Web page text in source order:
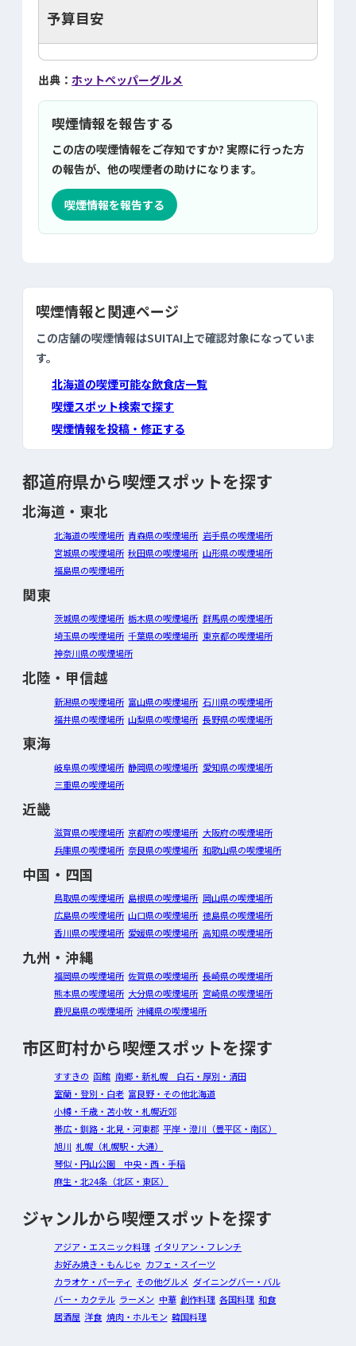
予算目安
出典： ホットペッパーグルメ
喫煙情報を報告する
この店の喫煙情報をご存知ですか? 実際に行った方
の報告が、他の喫煙者の助けになります。
喫煙情報を報告する
喫煙情報と関連ページ
この店舗の喫煙情報はSUITAI上で確認対象になっていま
す。
北海道の喫煙可能な飲食店一覧
喫煙スポット検索で探す
喫煙情報を投稿・修正する
都道府県から喫煙スポットを探す
北海道・東北
北海道の喫煙場所 青森県の喫煙場所 岩手県の喫煙場所
宮城県の喫煙場所 秋田県の喫煙場所 山形県の喫煙場所
福島県の喫煙場所
関東
茨城県の喫煙場所 栃木県の喫煙場所 群馬県の喫煙場所
埼玉県の喫煙場所 千葉県の喫煙場所 東京都の喫煙場所
神奈川県の喫煙場所
北陸・甲信越
新潟県の喫煙場所 富山県の喫煙場所 石川県の喫煙場所
福井県の喫煙場所 山梨県の喫煙場所 長野県の喫煙場所
東海
岐阜県の喫煙場所 静岡県の喫煙場所 愛知県の喫煙場所
三重県の喫煙場所
近畿
滋賀県の喫煙場所 京都府の喫煙場所 大阪府の喫煙場所
兵庫県の喫煙場所 奈良県の喫煙場所 和歌山県の喫煙場所
中国・四国
鳥取県の喫煙場所 島根県の喫煙場所 岡山県の喫煙場所
広島県の喫煙場所 山口県の喫煙場所 徳島県の喫煙場所
香川県の喫煙場所 愛媛県の喫煙場所 高知県の喫煙場所
九州・沖縄
福岡県の喫煙場所 佐賀県の喫煙場所 長崎県の喫煙場所
熊本県の喫煙場所 大分県の喫煙場所 宮崎県の喫煙場所
鹿児島県の喫煙場所 沖縄県の喫煙場所
市区町村から喫煙スポットを探す
すすきの 函館 南郷・新札幌 白石・厚別・清田
室蘭・登別・白老 富良野・その他北海道
小樽・千歳・苫小牧・札幌近郊
帯広・釧路・北見・河東郡 平岸・澄川（豊平区・南区）
旭川 札幌（札幌駅・大通）
琴似・円山公園 中央・西・手稲
麻生・北24条（北区・東区）
ジャンルから喫煙スポットを探す
アジア・エスニック料理 イタリアン・フレンチ
お好み焼き・もんじゃ カフェ・スイーツ
カラオケ・パーティ その他グルメ ダイニングバー・バル
バー・カクテル ラーメン 中華 創作料理 各国料理 和食
居酒屋 洋食 焼肉・ホルモン 韓国料理